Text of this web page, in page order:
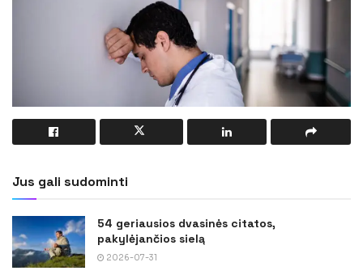
Jus gali sudominti
54 geriausios dvasinės citatos,
pakylėjančios sielą
2026-07-31